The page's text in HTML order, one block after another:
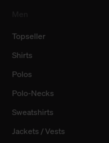
Topseller
Shirts
Polos
Polo-Necks
Sweatshirts
Jackets / Vests